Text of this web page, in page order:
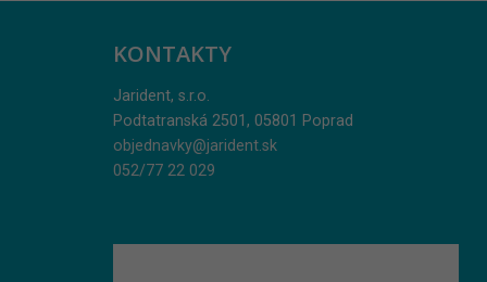
KONTAKTY
Jarident, s.r.o.
Podtatranská 2501, 05801 Poprad
objednavky@jarident.sk
052/77 22 029